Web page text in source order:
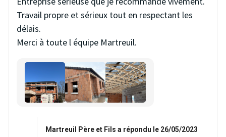
Travail propre et sérieux tout en respectant les
délais.
Merci à toute l équipe Martreuil.
Martreuil Père et Fils a répondu le 26/05/2023